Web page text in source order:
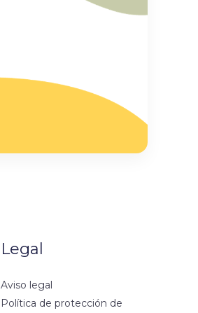
Legal
Aviso legal
Política de protección de